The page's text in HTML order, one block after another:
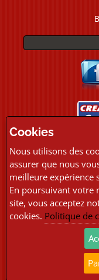
Copyright
Cookies
Nous utilisons des
assurer que nous
meilleure expérience
En poursuivant votre
site, vous acceptez
cookies. Politique de